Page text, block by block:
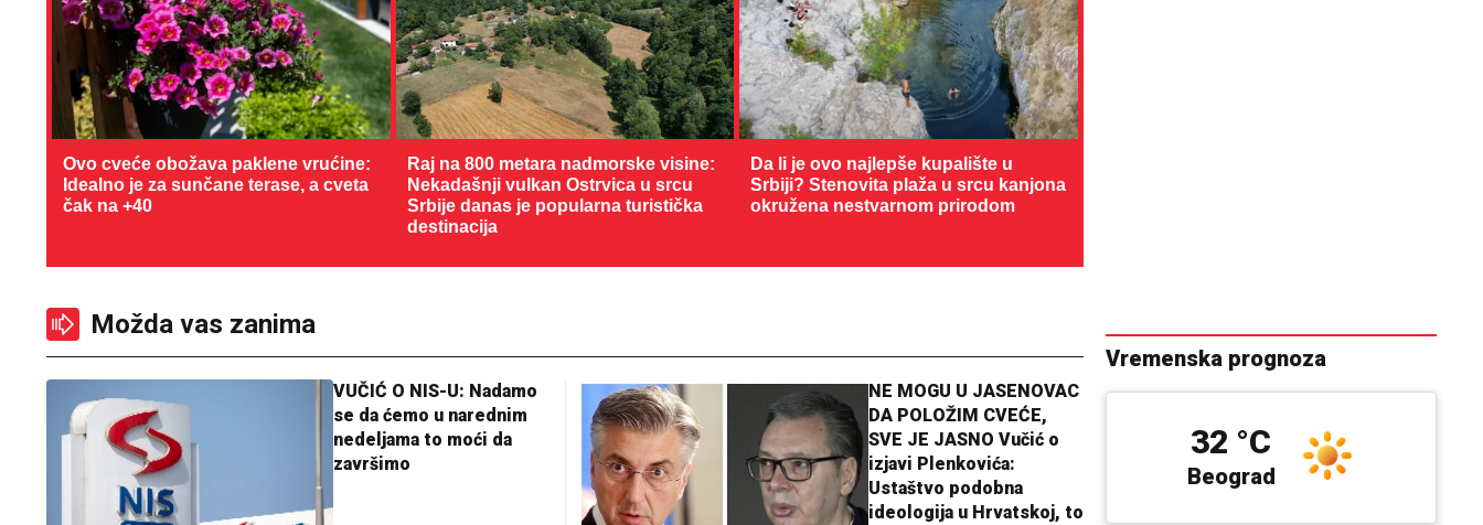
Ovo cveće obožava paklene vrućine:
Idealno je za sunčane terase, a cveta
čak na +40
Raj na 800 metara nadmorske visine:
Nekadašnji vulkan Ostrvica u srcu
Srbije danas je popularna turistička
destinacija
Da li je ovo najlepše kupalište u
Srbiji? Stenovita plaža u srcu kanjona
okružena nestvarnom prirodom
Možda vas zanima
VUČIĆ O NIS-U: Nadamo
se da ćemo u narednim
nedeljama to moći da
završimo
NE MOGU U JASENOVAC
DA POLOŽIM CVEĆE,
SVE JE JASNO Vučić o
izjavi Plenkovića:
Ustaštvo podobna
ideologija u Hrvatskoj, to
Vremenska prognoza
Loznica
25 °C
Beograd
32 °C